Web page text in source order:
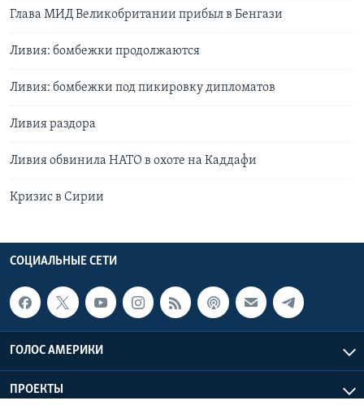
Глава МИД Великобритании прибыл в Бенгази
Ливия: бомбежки продолжаются
Ливия: бомбежки под пикировку дипломатов
Ливия раздора
Ливия обвинила НАТО в охоте на Каддафи
Кризис в Сирии
СОЦИАЛЬНЫЕ СЕТИ
ГОЛОС АМЕРИКИ
ПРОЕКТЫ